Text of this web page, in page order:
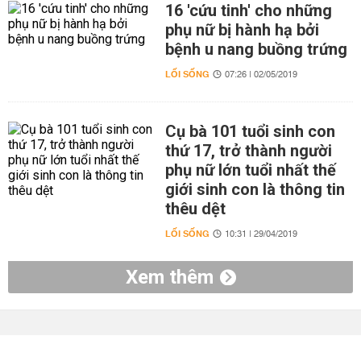
16 'cứu tinh' cho những
phụ nữ bị hành hạ bởi
bệnh u nang buồng trứng
LỐI SỐNG 07:26 | 02/05/2019
Cụ bà 101 tuổi sinh con
thứ 17, trở thành người
phụ nữ lớn tuổi nhất thế
giới sinh con là thông tin
thêu dệt
LỐI SỐNG 10:31 | 29/04/2019
Xem thêm